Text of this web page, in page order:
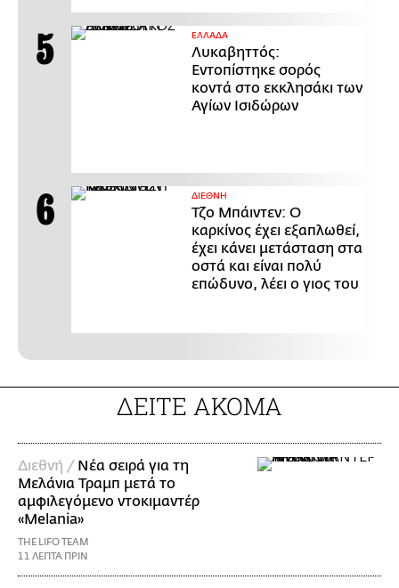
ΕΛΛΑΔΑ
Λυκαβηττός:
Εντοπίστηκε σορός
κοντά στο εκκλησάκι των
Αγίων Ισιδώρων
ΔΙΕΘΝΗ
Τζο Μπάιντεν: Ο
καρκίνος έχει εξαπλωθεί,
έχει κάνει μετάσταση στα
οστά και είναι πολύ
επώδυνο, λέει ο γιος του
ΔΕΙΤΕ ΑΚΟΜΑ
Διεθνή / Νέα σειρά για τη
Μελάνια Τραμπ μετά το
αμφιλεγόμενο ντοκιμαντέρ
«Melania»
THE LIFO TEAM
11 ΛΕΠΤΑ ΠΡΙΝ